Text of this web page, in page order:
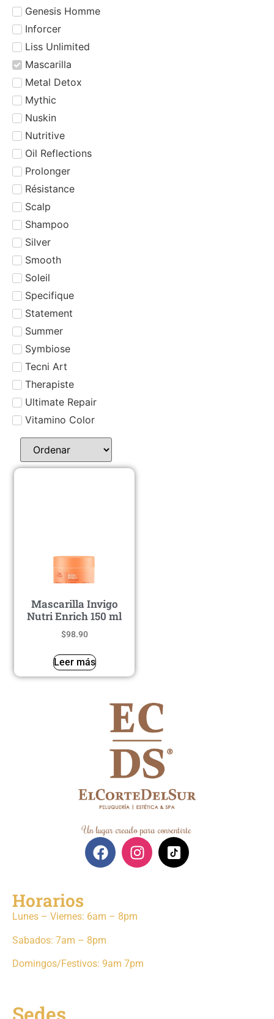
Genesis Homme
Inforcer
Liss Unlimited
Mascarilla
Metal Detox
Mythic
Nuskin
Nutritive
Oil Reflections
Prolonger
Résistance
Scalp
Shampoo
Silver
Smooth
Soleil
Specifique
Statement
Summer
Symbiose
Tecni Art
Therapiste
Ultimate Repair
Vitamino Color
Mascarilla Invigo
Nutri Enrich 150 ml
$98.90
Leer más
Un lugar creado para consentirte
Horarios
Lunes – Viernes: 6am – 8pm
Sabados: 7am – 8pm
Domingos/Festivos: 9am 7pm